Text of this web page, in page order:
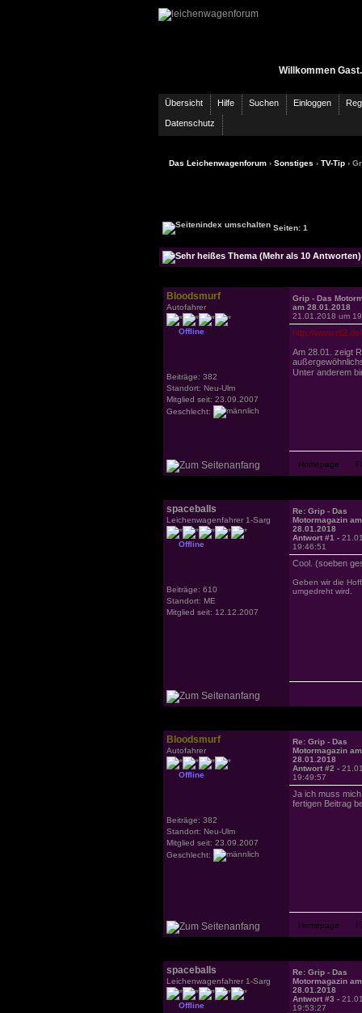
Willkommen
Übersicht Hilfe Suchen Einloggen
Datenschutz
Das Leichenwagenforum › Sonstiges › TV-Tip ›
Seiten: 1
Bloodsmurf
Autofahrer
Offline
Beiträge: 382
Standort: Neu-Ulm
Mitglied seit: 23.09.2007
Geschlecht:
Grip - Das
am 28.01.2018
21.01.2018 um
http://
Am 28.01. zeigt
Unter anderem
spaceballs
Leichenwagenfahrer 1-Sarg
Offline
Beiträge: 610
Standort: ME
Mitglied seit: 12.12.2007
Re: Grip - Das
Motormagazin am
28.01.2018
Antwort #1 -
19:46:51
Cool. (soeben
Geben wir die
umgedreht wird.
Bloodsmurf
Autofahrer
Offline
Beiträge: 382
Standort: Neu-Ulm
Mitglied seit: 23.09.2007
Geschlecht:
Re: Grip - Das
Motormagazin am
28.01.2018
Antwort #2 -
19:49:57
Ja ich muss
fertigen Beitrag
spaceballs
Leichenwagenfahrer 1-Sarg
Offline
Re: Grip - Das
Motormagazin am
28.01.2018
Antwort #3 -
19:53:27